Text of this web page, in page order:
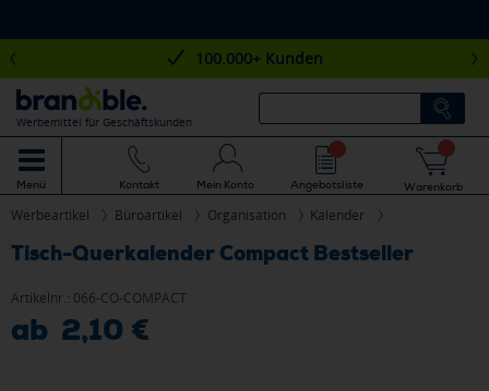
100.000+ Kunden
Werbemittel für Geschäftskunden
Menü Kontakt Mein Konto Angebotsliste Warenkorb
Werbeartikel Büroartikel Organisation Kalender
Tisch-Querkalender Compact Bestseller
Artikelnr.: 066-CO-COMPACT
ab 2,10 €